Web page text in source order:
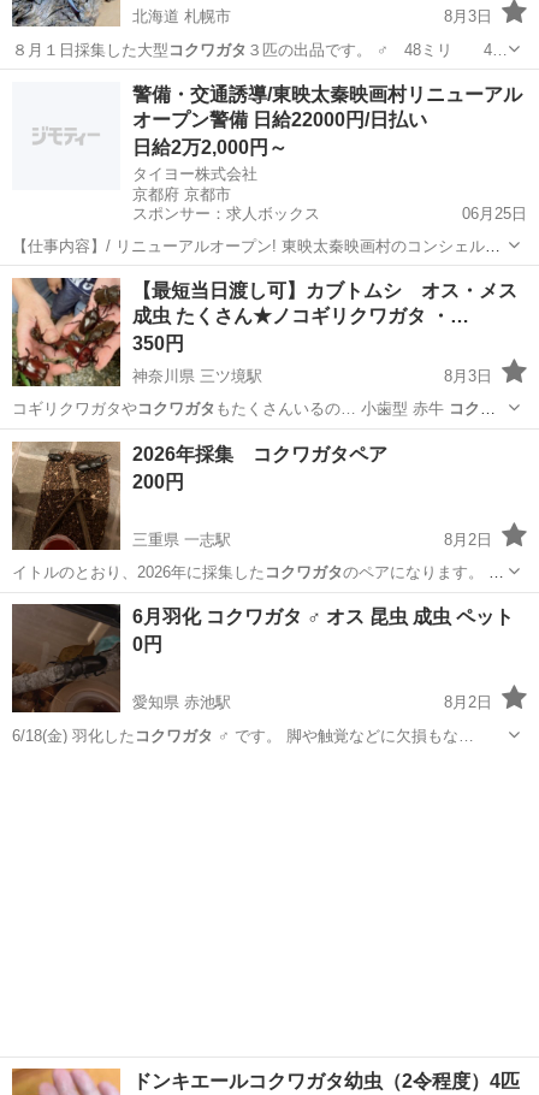
北海道 札幌市
8月3日
８月１日採集した大型 コクワガタ ３匹の出品です。 ♂ 48ミリ 4…
札幌市 その他 コクワガタ
警備・交通誘導/東映太秦映画村リニューアル
オープン警備 日給22000円/日払い
日給2万2,000円～
タイヨー株式会社
京都府 京都市
スポンサー：求人ボックス
06月25日
【仕事内容】/ リニューアルオープン! 東映太秦映画村のコンシェルジ
ュ! お仕事内容 リニューアルオープンする東映太秦映画村での 警備ス
タッフをお願いします! 目指せ!「おもてなし」のできる警備員! 具体的
には…? ・出入管理業務...
アルバイト・パート
【最短当日渡し可】カブトムシ オス・メス
成虫 たくさん★ノコギリクワガタ ・…
350円
神奈川県 三ツ境駅
8月3日
コギリクワガタやコクワガタ もたくさんいるの… 小歯型 赤牛 コクワ
ガタ昆虫 夏 夏休…
神奈川 横浜市 三ツ境駅 その他
2026年採集 コクワガタペア
200円
三重県 一志駅
8月2日
イトルのとおり、2026年に採集した コクワガタのペアになります。 オ
スのサイズは4…
三重 津市 一志駅 その他 コクワガタ
6月羽化 コクワガタ ♂ オス 昆虫 成虫 ペット
0円
愛知県 赤池駅
8月2日
6/18(金) 羽化した コクワガタ ♂ です。 脚や触覚などに欠損もな…
ドンキエールコクワガタ幼虫（2令程度）4匹